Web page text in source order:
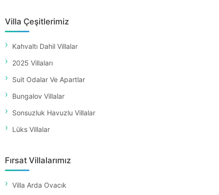
Villa Çeşitlerimiz
Kahvaltı Dahil Villalar
2025 Villaları
Suit Odalar Ve Apartlar
Bungalov Villalar
Sonsuzluk Havuzlu Villalar
Lüks Villalar
Fırsat Villalarımız
Villa Arda Ovacık